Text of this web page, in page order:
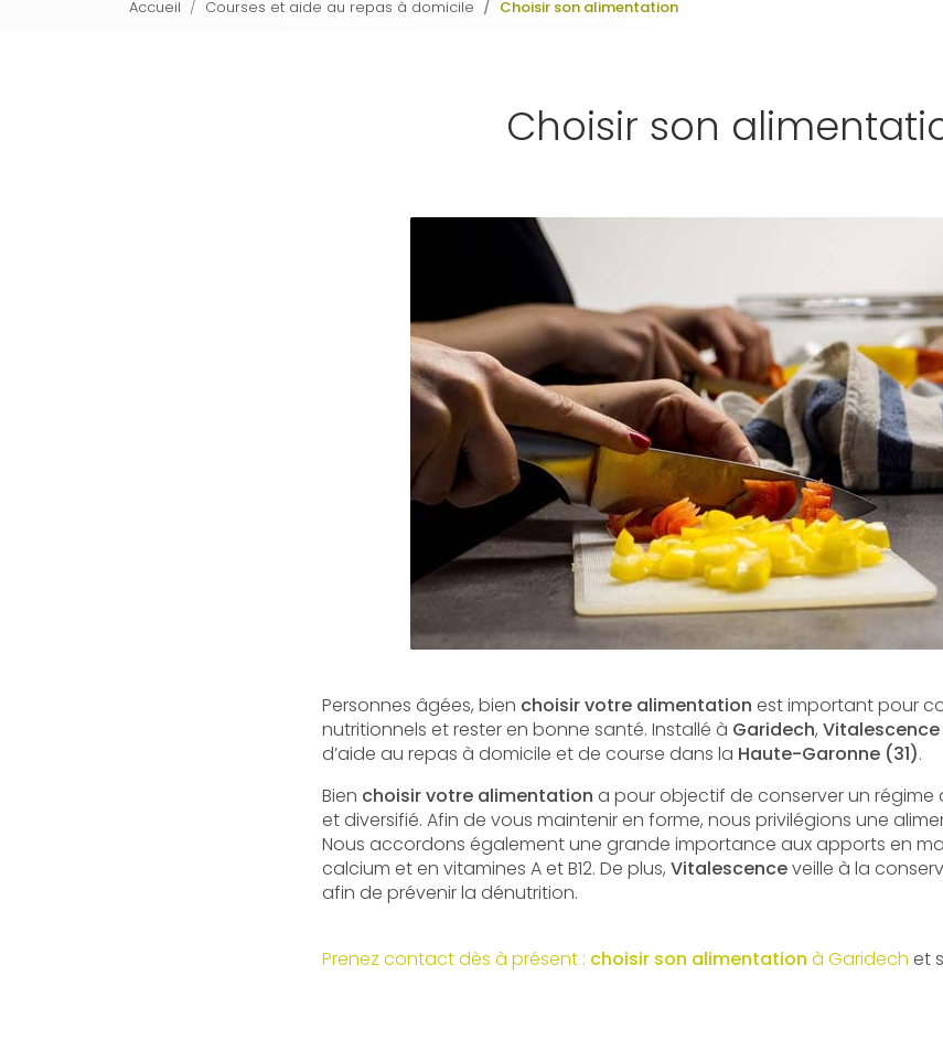
Accueil Courses et aide au repas à domicile Choisir son alimentation
Choisir son
Personnes âgées, bien choisir votre alimentation est important pour
nutritionnels et rester en bonne santé. Installé à Garidech, Vitalescence
d’aide au repas à domicile et de course dans la Haute-Garonne (31).
Bien choisir votre alimentation a pour objectif de conserver un régime
et diversifié. Afin de vous maintenir en forme, nous privilégions une
Nous accordons également une grande importance aux apports en
calcium et en vitamines A et B12. De plus, Vitalescenceveille à la
afin de prévenir la dénutrition.
Prenez contact dès à présent : choisir son alimentation à Garidech et